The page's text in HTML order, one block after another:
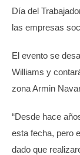
Día del
las empresas
El evento se
Williams y
zona Armin
“Desde hace
esta fecha, pero
dado que